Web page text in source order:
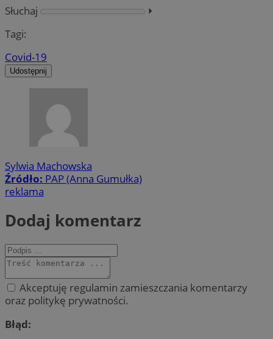
Słuchaj
⏵︎
Tagi:
Covid-19
Udostępnij
Sylwia Machowska
Źródło: PAP (Anna Gumułka)
reklama
Dodaj komentarz
Akceptuję regulamin zamieszczania komentarzy
oraz politykę prywatności.
Błąd: